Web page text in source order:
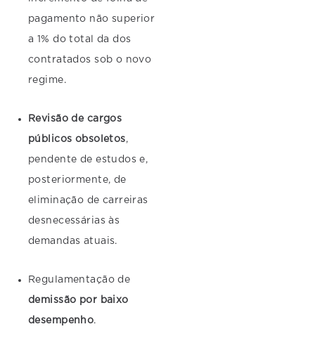
pagamento não superior
a 1% do total da dos
contratados sob o novo
regime.
Revisão de cargos
públicos obsoletos,
pendente de estudos e,
posteriormente, de
eliminação de carreiras
desnecessárias às
demandas atuais.
Regulamentação de
demissão por baixo
desempenho.